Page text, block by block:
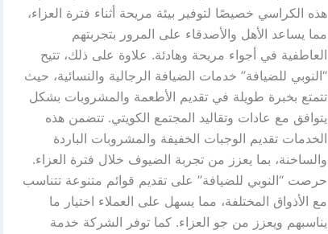
هذه الكراسي خصيصًا لتوفير بيئة مريحة أثناء فترة العزاء،
مما يساعد الأهل والأصدقاء على المرور بتجربتهم
العاطفية في أجواء مريحة وهادئة. علاوة على ذلك، تتيح
“النوبي للضيافة” خدمات الضيافة الرجالية والنسائية، حيث
تتمتع بخبرة طويلة في تقديم الأطعمة والمشروبات بشكل
يتوافق مع عادات وتقاليد المجتمع الكويتي. تتضمن هذه
الخدمات تقديم الوجبات الخفيفة والمشروبات الباردة
والساخنة، بما يعزز من تجربة الضيوف خلال فترة العزاء.
حرصت “النوبي للضيافة” على تقديم قوائم متنوعة تتناسب
مع الأذواق المختلفة، مما يسهل على العملاء اختيار ما
يناسبهم ويعزز من جو العزاء. كما توفر الشركة خدمة